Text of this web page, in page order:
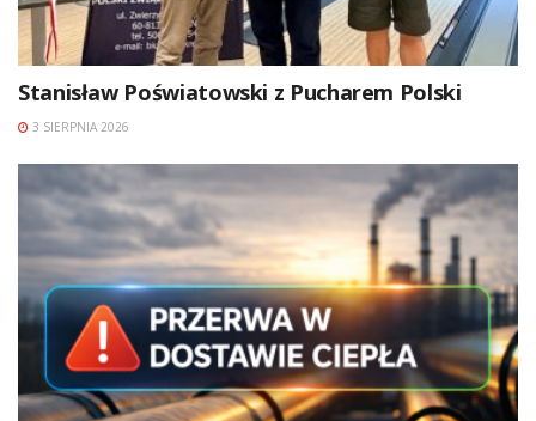
Stanisław Poświatowski z Pucharem Polski
3 SIERPNIA 2026